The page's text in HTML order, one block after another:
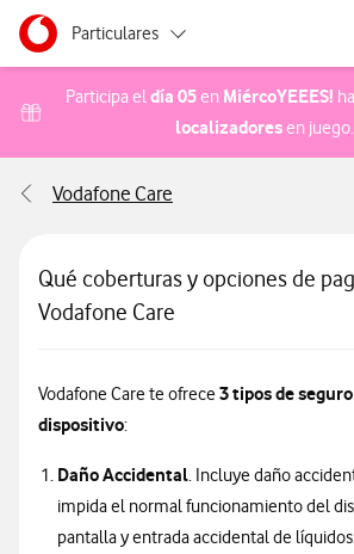
Ir a la pagina principal de vodafone.es
Menu navegación Segmento
Particulares
Autónomos
Grandes empresas y AA.PP.
Participa eldía 05en MiércoYEEES!
localizadoresen juego.
Vodafone Care
Qué coberturas y opciones de
Vodafone Care
Vodafone Care te ofrece3 tipos de
dispositivo:
Daño Accidental. Incluye daño
impida el normal funcionamiento del
pantalla y entrada accidental de